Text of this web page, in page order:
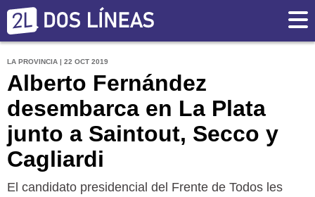
LA PROVINCIA | 22 OCT 2019
Alberto Fernández
desembarca en La Plata
junto a Saintout, Secco y
Cagliardi
El candidato presidencial del Frente de Todos les